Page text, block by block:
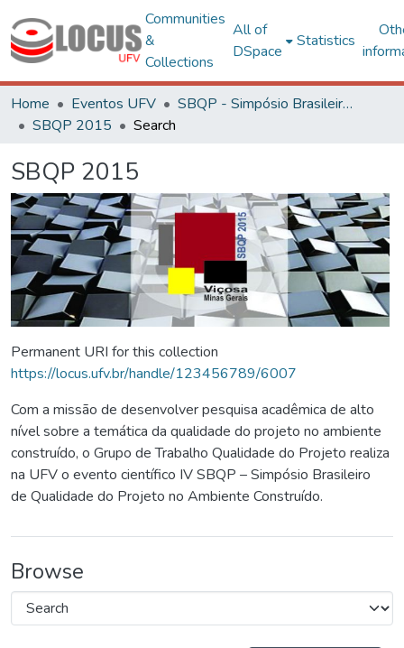
Communities
&
Collections
All of
DSpace
Statistics
Home Eventos UFV
SBQP - Simpósio Brasileiro de Qualidade do Projeto no Ambiente Construído
SBQP 2015
Search
SBQP 2015
Permanent URI for this collection
https://locus.ufv.br/handle/123456789/6007
Com a missão de desenvolver pesquisa acadêmica de alto
nível sobre a temática da qualidade do projeto no ambiente
construído, o Grupo de Trabalho Qualidade do Projeto realiza
na UFV o evento científico IV SBQP – Simpósio Brasileiro
de Qualidade do Projeto no Ambiente Construído.
Browse